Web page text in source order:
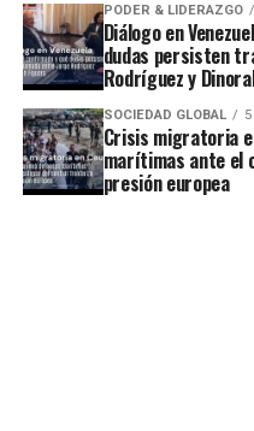
PODER & LIDERAZGO
Diálogo en
dudas persisten
Rodríguez y
SOCIEDAD GLOBAL
Crisis migratoria
marítimas ante el
presión europea